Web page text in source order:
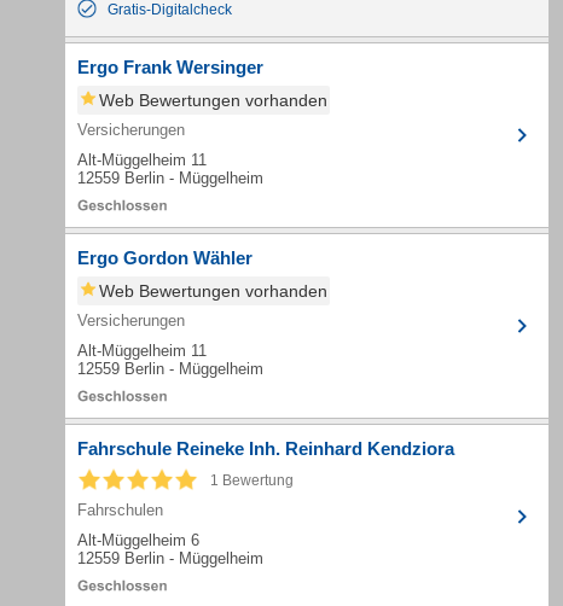
Gratis-Digitalcheck
Ergo Frank Wersinger
Web Bewertungen vorhanden
Versicherungen
Alt-Müggelheim 11
12559 Berlin - Müggelheim
Ergo Gordon Wähler
Web Bewertungen vorhanden
Versicherungen
Alt-Müggelheim 11
12559 Berlin - Müggelheim
Fahrschule Reineke Inh. Reinhard Kendziora
1 Bewertung
Fahrschulen
Alt-Müggelheim 6
12559 Berlin - Müggelheim